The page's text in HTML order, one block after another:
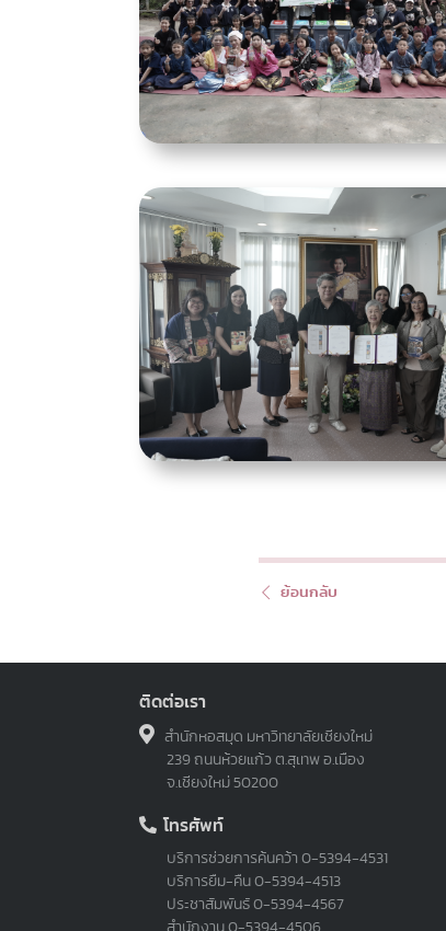
ย้อนกลับ
ติดต่อเรา
สำนักหอสมุด มหาวิทยาลัยเชียงใหม่
239 ถนนห้วยแก้ว ต.สุเทพ อ.เมือง
จ.เชียงใหม่ 50200
โทรศัพท์
บริการช่วยการค้นคว้า 0-5394-4531
บริการยืม-คืน 0-5394-4513
ประชาสัมพันธ์ 0-5394-4567
สำนักงาน 0-5394-4506